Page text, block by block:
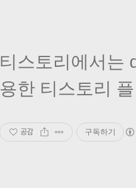
티스토리에서는
용한 티스토리
공감 구독하기